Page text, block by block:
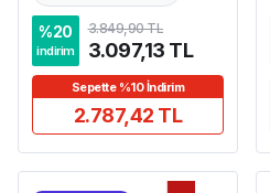
%20
indirim
3.849,90 TL
3.097,13 TL
Sepette %10 İndirim
2.787,42 TL